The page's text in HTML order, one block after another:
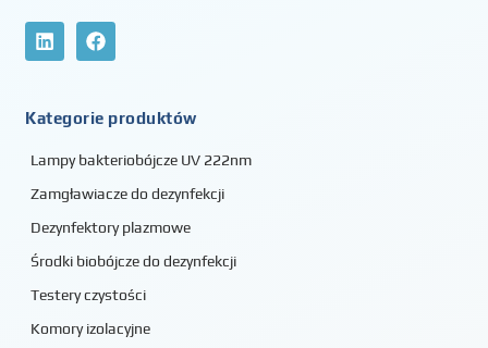
Kategorie produktów
Lampy bakteriobójcze UV 222nm
Zamgławiacze do dezynfekcji
Dezynfektory plazmowe
Środki biobójcze do dezynfekcji
Testery czystości
Komory izolacyjne